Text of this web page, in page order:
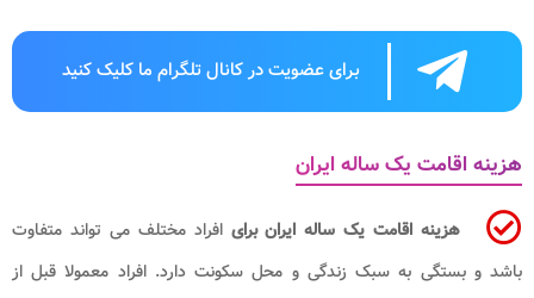
برای عضویت در کانال تلگرام ما کلیک کنید
هزینه اقامت یک ساله ایران
هزینه اقامت یک ساله ایران برایافراد مختلف می تواند متفاوت
باشد و بستگی به سبک زندگی و محل سکونت دارد. افراد معمولا قبل از